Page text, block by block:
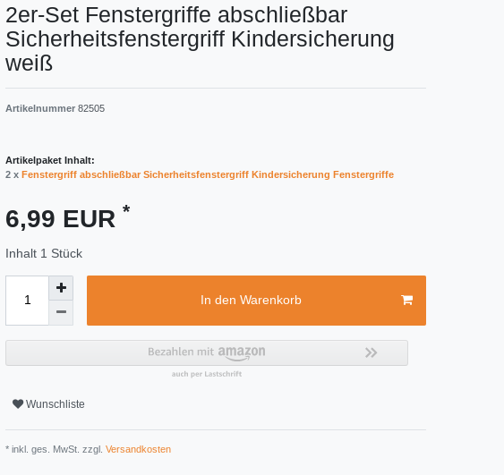
2er-Set Fenstergriffe abschließbar
Sicherheitsfenstergriff Kindersicherung
weiß
Artikelnummer 82505
Artikelpaket Inhalt:
2 x Fenstergriff abschließbar Sicherheitsfenstergriff Kindersicherung Fenstergriffe
6,99 EUR *
Inhalt 1 Stück
In den Warenkorb
Wunschliste
* inkl. ges. MwSt. zzgl. Versandkosten